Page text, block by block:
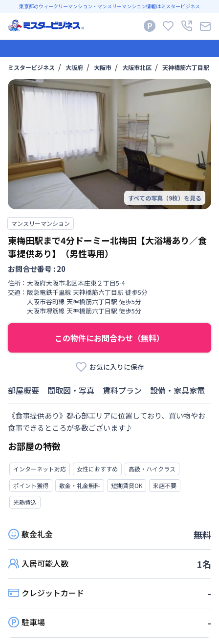
東京都のウィークリーマンション・マンスリーマンション情報はミスタービジネス
ミスタービジネス 大阪府 大阪市 大阪市北区 天神橋筋六丁目駅
すべての写真（9枚）を見る
マンスリーマンション
東梅田駅まで4分ドーミー北梅田【大浴場あり／食
事提供あり】（男性専用）
お問合せ番号 :20
住所： 大阪府大阪市北区本庄東 ２丁目5-4
交通： 阪急電鉄千里線 天神橋筋六丁目駅 徒歩5分
大阪市谷町線 天神橋筋六丁目駅 徒歩5分
大阪市堺筋線 天神橋筋六丁目駅 徒歩5分
この物件にお問合わせ（無料）
お気に入りに保存
部屋概要 間取図・写真 賃料プラン 設備・家具家電
《食事提供あり》都心部エリアに位置しており、買い物やお
食事できるところが多数ございます♪
お部屋の特徴
インターネット対応 女性におすすめ
高級・ハイクラス
ポイント獲得
敷金・礼金無料 短期賃貸OK
来店不要
光熱費込
敷金礼金 無料
入居可能人数 1名
クレジットカード -
駐車場 -